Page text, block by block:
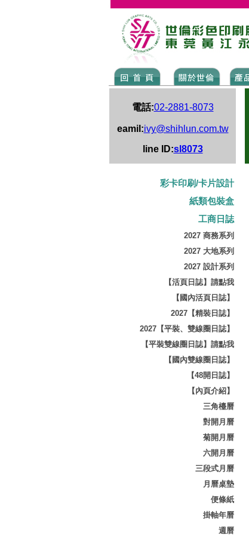
電話:02-2881-8073
eamil:ivy@shihlun.com.tw
line ID:sl8073
彩卡印刷/卡片設計
紙類包裝盒
工商日誌
2027 商務系列
2027 大地系列
2027 設計系列
【活頁日誌】請點我
【國內活頁日誌】
2027【精裝日誌】
2027【平裝、雙線圈日誌】
【平裝雙線圈日誌】請點我
【國內雙線圈日誌】
【48開日誌】
【內頁介紹】
三角檯曆
對開月曆
菊開月曆
六開月曆
三段式月曆
月曆桌墊
便條紙
掛軸年曆
週曆